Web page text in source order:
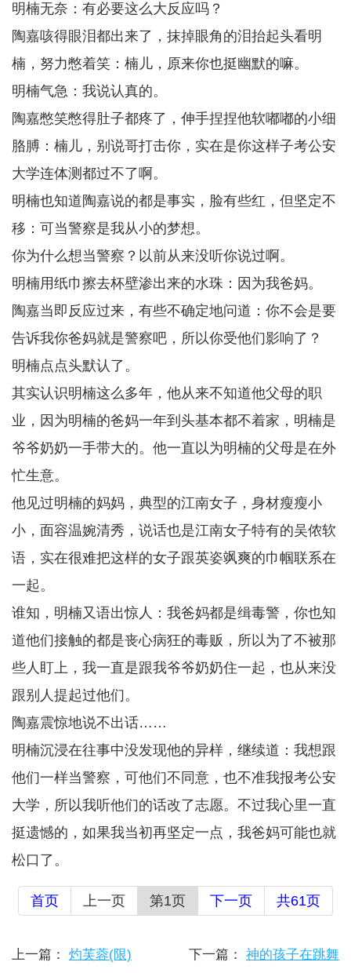
明楠无奈：有必要这么大反应吗？
陶嘉咳得眼泪都出来了，抹掉眼角的泪抬起头看明
楠，努力憋着笑：楠儿，原来你也挺幽默的嘛。
明楠气急：我说认真的。
陶嘉憋笑憋得肚子都疼了，伸手捏捏他软嘟嘟的小细
胳膊：楠儿，别说哥打击你，实在是你这样子考公安
大学连体测都过不了啊。
明楠也知道陶嘉说的都是事实，脸有些红，但坚定不
移：可当警察是我从小的梦想。
你为什么想当警察？以前从来没听你说过啊。
明楠用纸巾擦去杯壁渗出来的水珠：因为我爸妈。
陶嘉当即反应过来，有些不确定地问道：你不会是要
告诉我你爸妈就是警察吧，所以你受他们影响了？
明楠点点头默认了。
其实认识明楠这么多年，他从来不知道他父母的职
业，因为明楠的爸妈一年到头基本都不着家，明楠是
爷爷奶奶一手带大的。他一直以为明楠的父母是在外
忙生意。
他见过明楠的妈妈，典型的江南女子，身材瘦瘦小
小，面容温婉清秀，说话也是江南女子特有的吴侬软
语，实在很难把这样的女子跟英姿飒爽的巾帼联系在
一起。
谁知，明楠又语出惊人：我爸妈都是缉毒警，你也知
道他们接触的都是丧心病狂的毒贩，所以为了不被那
些人盯上，我一直是跟我爷爷奶奶住一起，也从来没
跟别人提起过他们。
陶嘉震惊地说不出话……
明楠沉浸在往事中没发现他的异样，继续道：我想跟
他们一样当警察，可他们不同意，也不准我报考公安
大学，所以我听他们的话改了志愿。不过我心里一直
挺遗憾的，如果我当初再坚定一点，我爸妈可能也就
松口了。
首页 上一页 第1页 下一页 共61页
上一篇： 灼芙蓉(限) 下一篇： 神的孩子在跳舞